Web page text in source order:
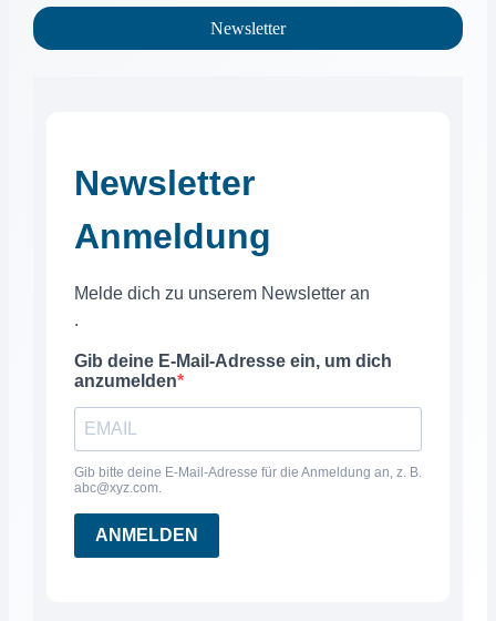
Newsletter
Newsletter
Anmeldung
Melde dich zu unserem Newsletter an
.
Gib deine E-Mail-Adresse ein, um dich
anzumelden
Gib bitte deine E-Mail-Adresse für die Anmeldung an, z. B.
abc@xyz.com.
ANMELDEN